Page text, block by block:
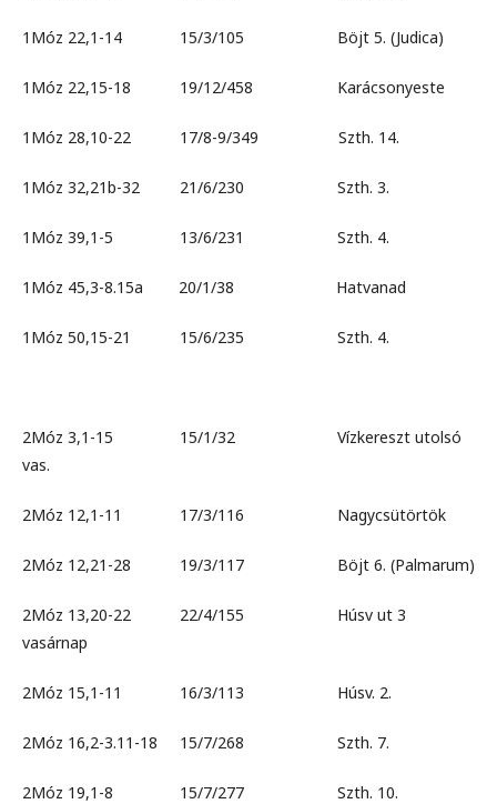
1Móz 22,1-14 15/3/105 Böjt 5. (Judica)
1Móz 22,15-18 19/12/458 Karácsonyeste
1Móz 28,10-22 17/8-9/349 Szth. 14.
1Móz 32,21b-32 21/6/230 Szth. 3.
1Móz 39,1-5 13/6/231 Szth. 4.
1Móz 45,3-8.15a 20/1/38 Hatvanad
1Móz 50,15-21 15/6/235 Szth. 4.
2Móz 3,1-15 15/1/32 Vízkereszt utolsó
vas.
2Móz 12,1-11 17/3/116 Nagycsütörtök
2Móz 12,21-28 19/3/117 Böjt 6. (Palmarum)
2Móz 13,20-22 22/4/155 Húsv ut 3
vasárnap
2Móz 15,1-11 16/3/113 Húsv. 2.
2Móz 16,2-3.11-18 15/7/268 Szth. 7.
2Móz 19,1-8 15/7/277 Szth. 10.